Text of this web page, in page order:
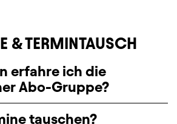
& TERMINTAUSCH
erfahre ich die
Abo-Gruppe?
tauschen?